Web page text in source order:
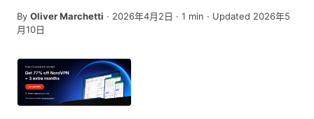
By Oliver Marchetti · 2026年4月2日 · 1 min · Updated 2026年5
月10日